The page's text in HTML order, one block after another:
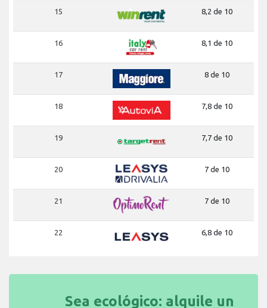
15 8,2 de 10
16 8,1 de 10
17 8 de 10
18 7,8 de 10
19 7,7 de 10
20 7 de 10
21 7 de 10
22 6,8 de 10
Sea ecológico: alquile un